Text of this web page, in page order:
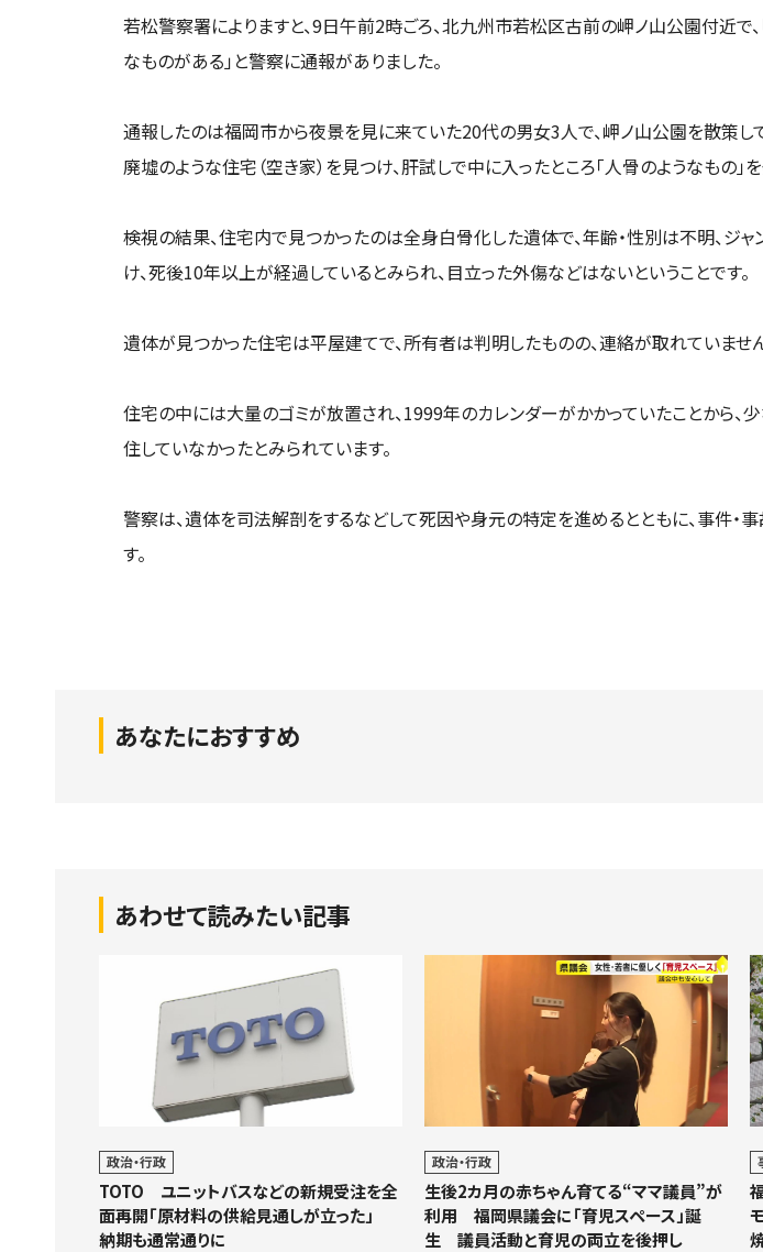
若松警察署によりますと、9日午前2時ごろ、北九州市若松区古前の岬ノ山公園付近で
なものがある」と警察に通報がありました。
通報したのは福岡市から夜景を見に来ていた20代の男女3人で、岬ノ山公園を散策し
廃墟のような住宅（空き家）を見つけ、肝試しで中に入ったところ「人骨のようなもの」
検視の結果、住宅内で見つかったのは全身白骨化した遺体で、年齢・性別は不明、ジ
け、死後10年以上が経過しているとみられ、目立った外傷などはないということです。
遺体が見つかった住宅は平屋建てで、所有者は判明したものの、連絡が取れていませ
住宅の中には大量のゴミが放置され、1999年のカレンダーがかかっていたことから、
住していなかったとみられています。
警察は、遺体を司法解剖をするなどして死因や身元の特定を進めるとともに、事件・
す。
あなたにおすすめ
あわせて読みたい記事
政治・行政
TOTO ユニットバスなどの新規受注を全
面再開「原材料の供給見通しが立った」
納期も通常通りに
政治・行政
生後2カ月の赤ちゃん育てる“ママ議員”が
利用 福岡県議会に「育児スペース」誕
生 議員活動と育児の両立を後押し